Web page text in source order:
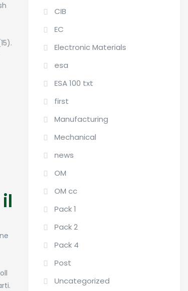
CIB
EC
Electronic Materials
esa
ESA 100 txt
first
Manufacturing
Mechanical
news
OM
OM cc
Pack 1
Pack 2
Pack 4
Post
Uncategorized